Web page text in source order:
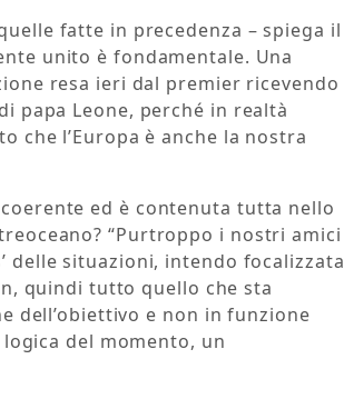
fatte in precedenza – spiega il
unito è fondamentale. Una
resa ieri dal premier ricevendo
papa Leone, perché in realtà
che l’Europa è anche la nostra
ed è contenuta tutta nello
“Purtroppo i nostri amici
delle situazioni, intendo focalizzata
quindi tutto quello che sta
dell’obiettivo e non in funzione
del momento, un